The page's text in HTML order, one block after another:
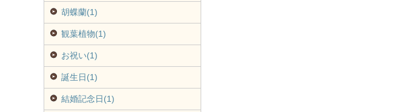
胡蝶蘭(1)
観葉植物(1)
お祝い(1)
誕生日(1)
結婚記念日(1)